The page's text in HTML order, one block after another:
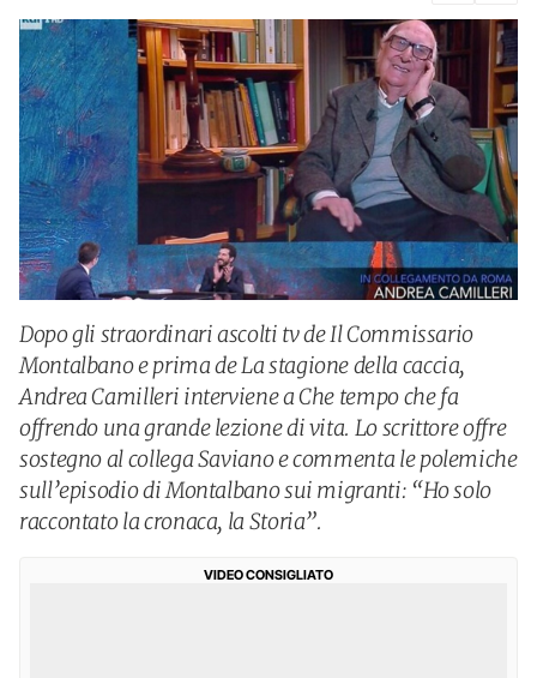
Dopo gli straordinari ascolti tv de Il Commissario
Montalbano e prima de La stagione della caccia,
Andrea Camilleri interviene a Che tempo che fa
offrendo una grande lezione di vita. Lo scrittore offre
sostegno al collega Saviano e commenta le polemiche
sull’episodio di Montalbano sui migranti: “Ho solo
raccontato la cronaca, la Storia”.
VIDEO CONSIGLIATO